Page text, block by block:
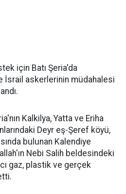
için Batı Şeria'da
İsrail askerlerinin müdahalesi
Kalkilya, Yatta ve Eriha
Deyr eş-Şeref köyü,
bulunan Kalendiye
Nebi Salih beldesindeki
gaz, plastik ve gerçek